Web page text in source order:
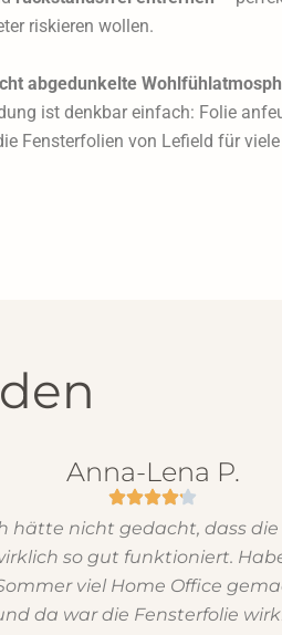
riskieren wollen.
abgedunkelte
ist denkbar einfach: Folie
Fensterfolien von Lefield für viele
Anna-Lena P.
hätte nicht gedacht, dass die
so gut funktioniert.
viel Home Office
da war die Fensterfolie